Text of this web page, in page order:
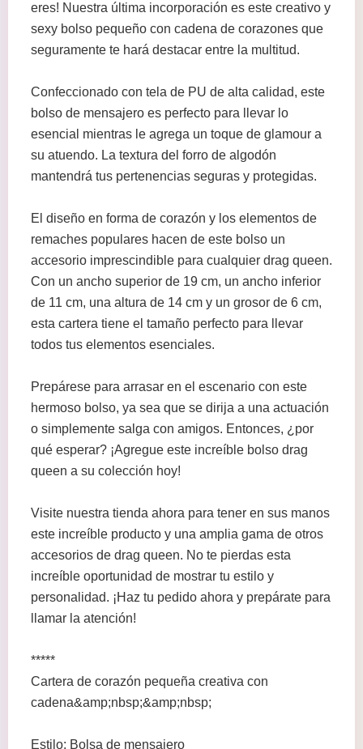
eres! Nuestra última incorporación es este creativo y
sexy bolso pequeño con cadena de corazones que
seguramente te hará destacar entre la multitud.
Confeccionado con tela de PU de alta calidad, este
bolso de mensajero es perfecto para llevar lo
esencial mientras le agrega un toque de glamour a
su atuendo. La textura del forro de algodón
mantendrá tus pertenencias seguras y protegidas.
El diseño en forma de corazón y los elementos de
remaches populares hacen de este bolso un
accesorio imprescindible para cualquier drag queen.
Con un ancho superior de 19 cm, un ancho inferior
de 11 cm, una altura de 14 cm y un grosor de 6 cm,
esta cartera tiene el tamaño perfecto para llevar
todos tus elementos esenciales.
Prepárese para arrasar en el escenario con este
hermoso bolso, ya sea que se dirija a una actuación
o simplemente salga con amigos. Entonces, ¿por
qué esperar? ¡Agregue este increíble bolso drag
queen a su colección hoy!
Visite nuestra tienda ahora para tener en sus manos
este increíble producto y una amplia gama de otros
accesorios de drag queen. No te pierdas esta
increíble oportunidad de mostrar tu estilo y
personalidad. ¡Haz tu pedido ahora y prepárate para
llamar la atención!
*****
Cartera de corazón pequeña creativa con
cadena&amp;nbsp;&amp;nbsp;
Estilo: Bolsa de mensajero